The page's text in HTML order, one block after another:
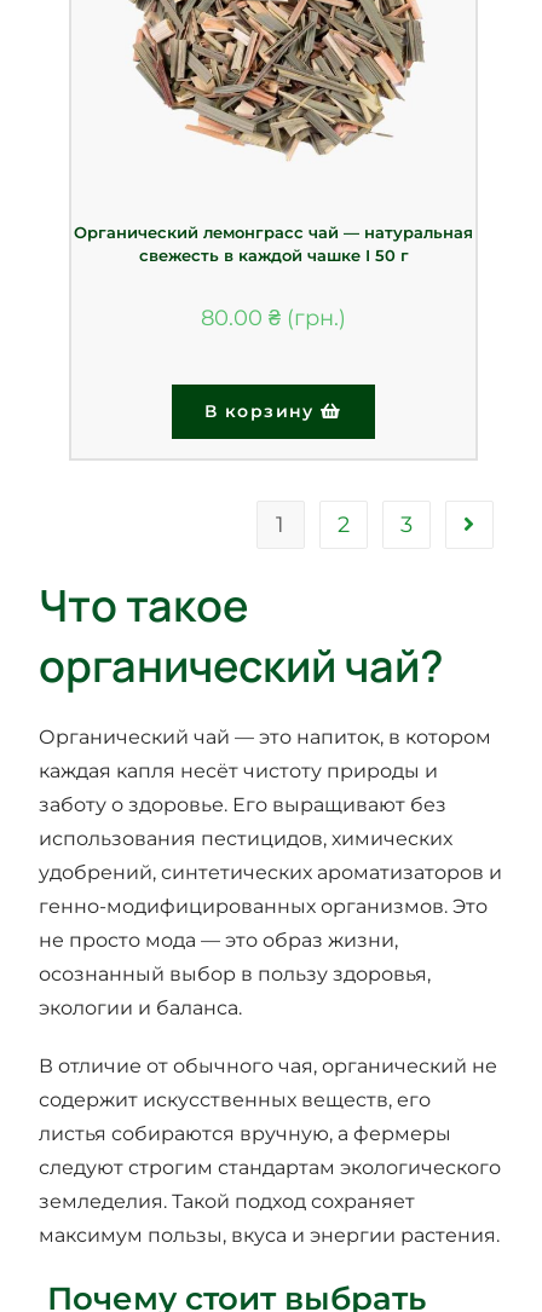
Органический лемонграсс чай — натуральная
свежесть в каждой чашке І 50 г
80.00 ₴
В корзину
1 2 3
Что такое
органический чай?
Органический чай — это напиток, в котором
каждая капля несёт чистоту природы и
заботу о здоровье. Его выращивают без
использования пестицидов, химических
удобрений, синтетических ароматизаторов и
генно-модифицированных организмов. Это
не просто мода — это образ жизни,
осознанный выбор в пользу здоровья,
экологии и баланса.
В отличие от обычного чая, органический не
содержит искусственных веществ, его
листья собираются вручную, а фермеры
следуют строгим стандартам экологического
земледелия. Такой подход сохраняет
максимум пользы, вкуса и энергии растения.
Почему стоит выбрать